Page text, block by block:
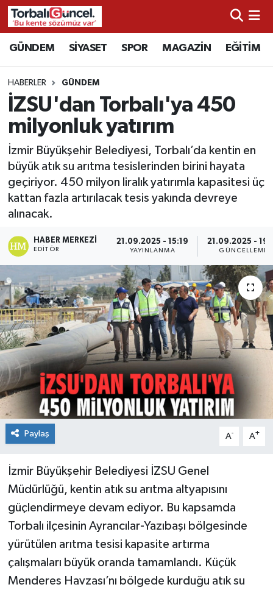
GÜNDEM SİYASET SPOR MAGAZİN EĞİTİM
HABERLER GÜNDEM
İZSU'dan Torbalı'ya 450
milyonluk yatırım
İzmir Büyükşehir Belediyesi, Torbalı’da kentin en
büyük atık su arıtma tesislerinden birini hayata
geçiriyor. 450 milyon liralık yatırımla kapasitesi üç
kattan fazla artırılacak tesis yakında devreye
alınacak.
HABER MERKEZI
EDITÖR
21.09.2025 - 15:19
YAYINLANMA
21.09.2025 -
GÜNCELLEME
Paylaş A- A+
İzmir Büyükşehir Belediyesi İZSU Genel
Müdürlüğü, kentin atık su arıtma altyapısını
güçlendirmeye devam ediyor. Bu kapsamda
Torbalı ilçesinin Ayrancılar-Yazıbaşı bölgesinde
yürütülen arıtma tesisi kapasite artırma
çalışmaları büyük oranda tamamlandı. Küçük
Menderes Havzası’nı bölgede kurduğu atık su
İzmir Nöbetçi Eczaneler
İzmir Hava Durumu
İzmir Namaz Vakitleri
İzmir Trafik Yoğunluk Haritası
Süper Lig Puan Durumu ve Fikstür
Tüm Manşetler
Haber Arşivi